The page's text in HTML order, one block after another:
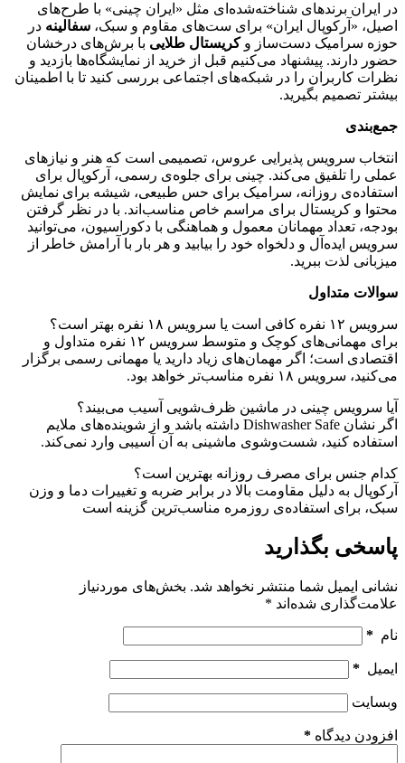
در ایران برندهای شناخته‌شده‌ای مثل «ایران چینی» با طرح‌های
اصیل، «آرکوپال ایران» برای ست‌های مقاوم و سبک، سفالینه در
حوزه سرامیک دست‌ساز وکریستال طلایی با برش‌های درخشان
حضور دارند. پیشنهاد می‌کنیم قبل از خرید از نمایشگاه‌ها بازدید و
نظرات کاربران را در شبکه‌های اجتماعی بررسی کنید تا با اطمینان
بیشتر تصمیم بگیرید.
جمع‌بندی
انتخاب سرویس پذیرایی عروس، تصمیمی است که هنر و نیازهای
عملی را تلفیق می‌کند. چینی برای جلوه‌ی رسمی، آرکوپال برای
استفاده‌ی روزانه، سرامیک برای حس طبیعی، شیشه برای نمایش
محتوا و کریستال برای مراسم خاص مناسب‌اند. با در نظر گرفتن
بودجه، تعداد مهمانان معمول و هماهنگی با دکوراسیون، می‌توانید
سرویس ایده‌آل و دلخواه خود را بیابید و هر بار با آرامش خاطر از
میزبانی لذت ببرید.
سوالات متداول
سرویس ۱۲ نفره کافی است یا سرویس ۱۸ نفره بهتر است؟
برای مهمانی‌های کوچک و متوسط سرویس ۱۲ نفره متداول و
اقتصادی است؛ اگر مهمان‌های زیاد دارید یا مهمانی رسمی برگزار
می‌کنید، سرویس ۱۸ نفره مناسب‌تر خواهد بود.
آیا سرویس چینی در ماشین ظرف‌شویی آسیب می‌بیند؟
اگر نشان Dishwasher Safe داشته باشد و از شوینده‌های ملایم
استفاده کنید، شست‌وشوی ماشینی به آن آسیبی وارد نمی‌کند.
کدام جنس برای مصرف روزانه بهترین است؟
آرکوپال به دلیل مقاومت بالا در برابر ضربه و تغییرات دما و وزن
سبک، برای استفاده‌ی روزمره مناسب‌ترین گزینه است
پاسخی بگذارید
نشانی ایمیل شما منتشر نخواهد شد. بخش‌های موردنیاز
علامت‌گذاری شده‌اند *
نام *
ایمیل *
وبسایت
افزودن دیدگاه *